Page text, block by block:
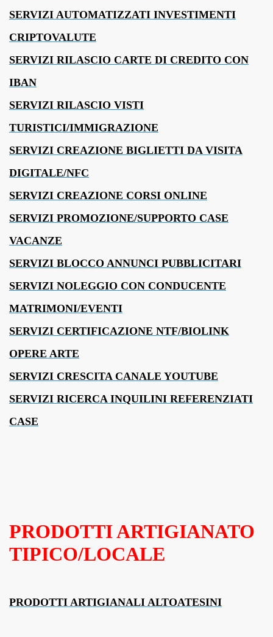
SERVIZI AUTOMATIZZATI INVESTIMENTI
CRIPTOVALUTE
SERVIZI RILASCIO CARTE DI CREDITO CON
IBAN
SERVIZI RILASCIO VISTI
TURISTICI/IMMIGRAZIONE
SERVIZI CREAZIONE BIGLIETTI DA VISITA
DIGITALE/NFC
SERVIZI CREAZIONE CORSI ONLINE
SERVIZI PROMOZIONE/SUPPORTO CASE
VACANZE
SERVIZI BLOCCO ANNUNCI PUBBLICITARI
SERVIZI NOLEGGIO CON CONDUCENTE
MATRIMONI/EVENTI
SERVIZI CERTIFICAZIONE NTF/BIOLINK
OPERE ARTE
SERVIZI CRESCITA CANALE YOUTUBE
SERVIZI RICERCA INQUILINI REFERENZIATI
CASE
PRODOTTI ARTIGIANATO
TIPICO/LOCALE
PRODOTTI ARTIGIANALI ALTOATESINI